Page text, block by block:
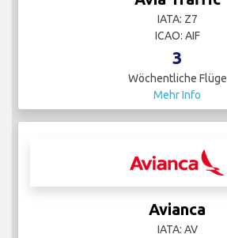
IATA: Z7
ICAO: AIF
3
Wöchentliche Flüge
Mehr Info
Avianca
IATA: AV